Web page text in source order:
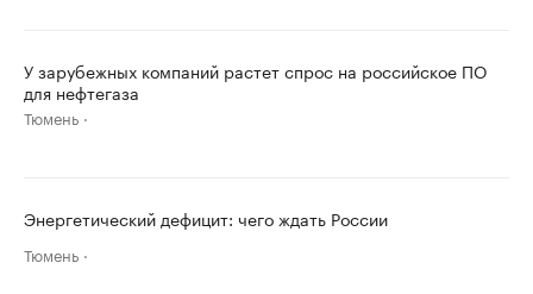
У зарубежных компаний растет спрос на российское ПО
для нефтегаза
Тюмень
Энергетический дефицит: чего ждать России
Тюмень